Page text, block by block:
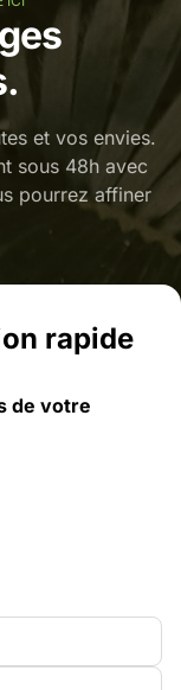
et vos envies.
sous 48h avec
pourrez affiner
rapide
de votre